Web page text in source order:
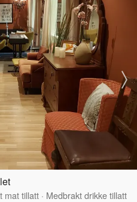
mat tillatt · Medbrakt drikke tillatt